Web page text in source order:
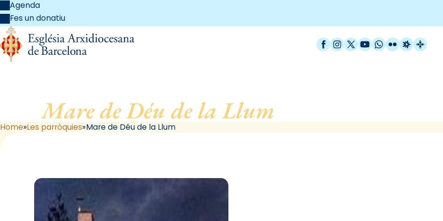
Agenda
Fes un donatiu
Facebook
Instagram
X / Twitter
YouTube
WhatsApp
FlickrRadio
Mare de Déu de la Llum
Home Les parròquies Mare de Déu de la Llum